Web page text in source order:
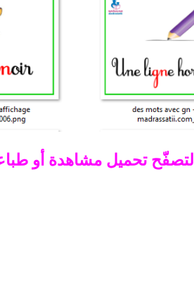
لتصفّح تحميل مشاهدة أو